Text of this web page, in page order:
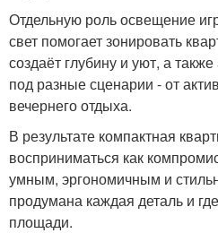
Отдельную роль освещение
свет помогает зонировать
создаёт глубину и уют, а
под разные сценарии - от
вечернего отдыха.
В результате компактная
восприниматься как
умным, эргономичным и
продумана каждая деталь и
площади.